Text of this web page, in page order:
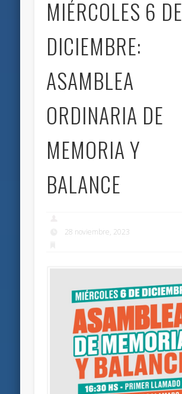
MIÉRCOLES 6 DE
DICIEMBRE:
ASAMBLEA
ORDINARIA DE
MEMORIA Y
BALANCE
28 noviembre, 2023